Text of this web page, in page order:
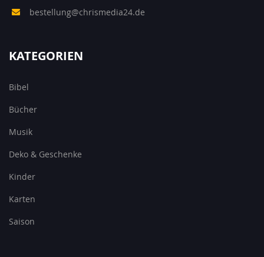
bestellung@chrismedia24.de
KATEGORIEN
Bibel
Bücher
Musik
Deko & Geschenke
Kinder
Karten
Saison